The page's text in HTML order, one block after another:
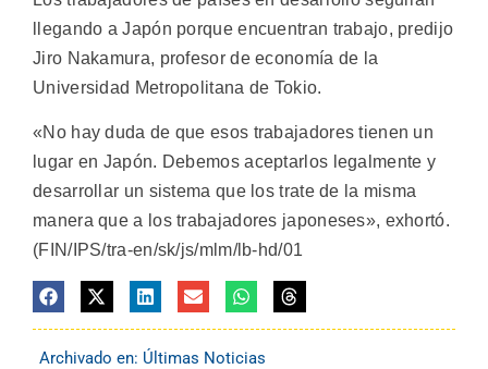
llegando a Japón porque encuentran trabajo, predijo
Jiro Nakamura, profesor de economía de la
Universidad Metropolitana de Tokio.
«No hay duda de que esos trabajadores tienen un
lugar en Japón. Debemos aceptarlos legalmente y
desarrollar un sistema que los trate de la misma
manera que a los trabajadores japoneses», exhortó.
(FIN/IPS/tra-en/sk/js/mlm/lb-hd/01
Archivado en: Últimas Noticias